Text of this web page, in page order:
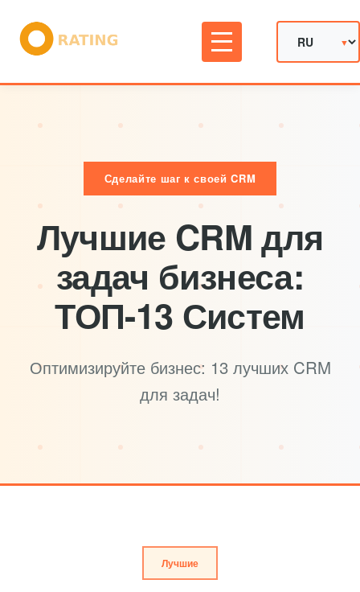
Сделайте шаг к своей CRM
Лучшие CRM для
задач бизнеса:
ТОП-13 Систем
Оптимизируйте бизнес: 13 лучших CRM
для задач!
Лучшие